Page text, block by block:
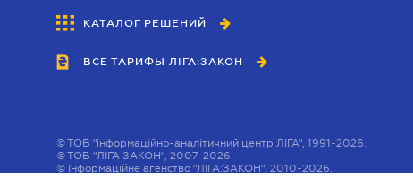
БУХГАЛТЕР&ЗАКОН
ВЕСТНИК МСФО
КАТАЛОГ РЕШЕНИЙ
ВСЕ ТАРИФЫ ЛІГА:ЗАКОН
©ТОВ "інформаційно-аналітичний центр ЛІГА", 1991-2026.
©ТОВ "ЛІГА ЗАКОН", 2007-2026.
© Інформаційне агенство "ЛІГА:ЗАКОН", 2010-2026.